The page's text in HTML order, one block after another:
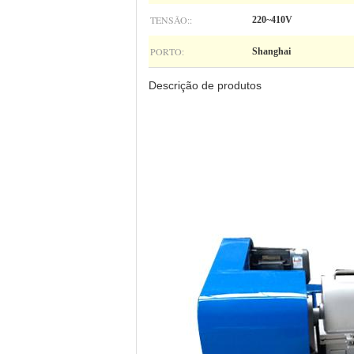
TENSÃO:: 220~410V
PORTO: Shanghai
Descrição de produtos